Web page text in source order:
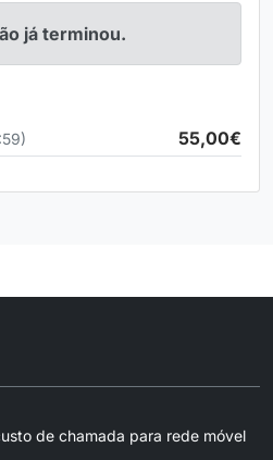
já terminou.
55,00€
de chamada para rede móvel